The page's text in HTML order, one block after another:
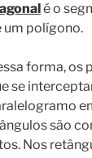
é o
um polígono.
forma, os
se
são
Nos